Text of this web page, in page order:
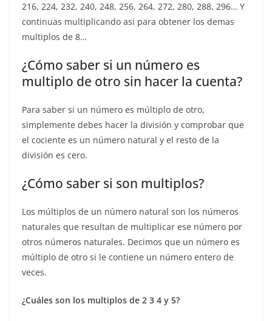
216, 224, 232, 240, 248, 256, 264, 272, 280, 288, 296… Y
continuas multiplicando asi para obtener los demas
multiplos de 8…
¿Cómo saber si un número es
multiplo de otro sin hacer la cuenta?
Para saber si un número es múltiplo de otro,
simplemente debes hacer la división y comprobar que
el cociente es un número natural y el resto de la
división es cero.
¿Cómo saber si son multiplos?
Los múltiplos de un número natural son los números
naturales que resultan de multiplicar ese número por
otros números naturales. Decimos que un número es
múltiplo de otro si le contiene un número entero de
veces.
¿Cuáles son los multiplos de 2 3 4 y 5?